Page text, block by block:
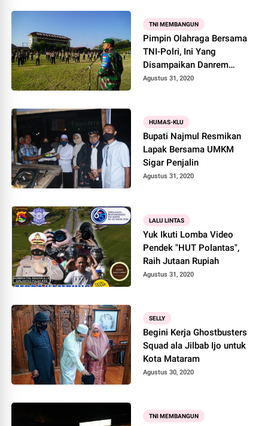
TNI MEMBANGUN
Pimpin Olahraga Bersama
TNI-Polri, Ini Yang
Disampaikan Danrem
162WB
Agustus 31, 2020
HUMAS-KLU
Bupati Najmul Resmikan
Lapak Bersama UMKM
Sigar Penjalin
Agustus 31, 2020
LALU LINTAS
Yuk Ikuti Lomba Video
Pendek "HUT Polantas",
Raih Jutaan Rupiah
Agustus 31, 2020
SELLY
Begini Kerja Ghostbusters
Squad ala Jilbab Ijo untuk
Kota Mataram
Agustus 30, 2020
TNI MEMBANGUN